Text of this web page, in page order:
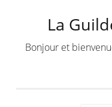
contenu
La
Bonjour et